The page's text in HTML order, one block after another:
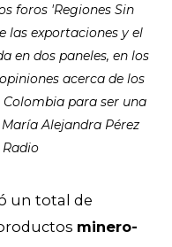
foros 'Regiones Sin
las exportaciones y el
en dos paneles, en los
acerca de los
para ser una
Alejandra Pérez
un total de
minero-